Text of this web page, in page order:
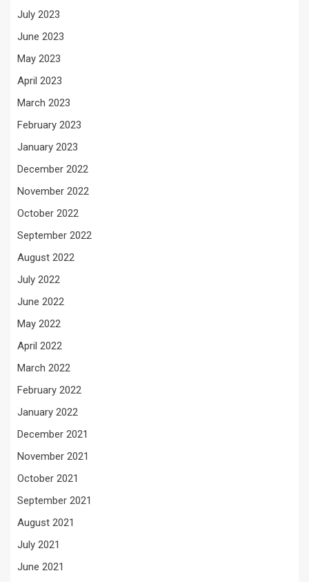
July 2023
June 2023
May 2023
April 2023
March 2023
February 2023
January 2023
December 2022
November 2022
October 2022
September 2022
August 2022
July 2022
June 2022
May 2022
April 2022
March 2022
February 2022
January 2022
December 2021
November 2021
October 2021
September 2021
August 2021
July 2021
June 2021